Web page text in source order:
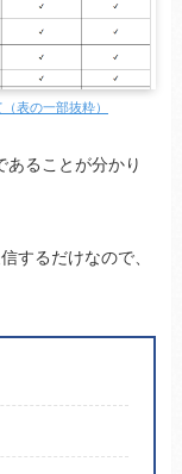
表の一部抜粋）
ることが分かり
するだけなので、